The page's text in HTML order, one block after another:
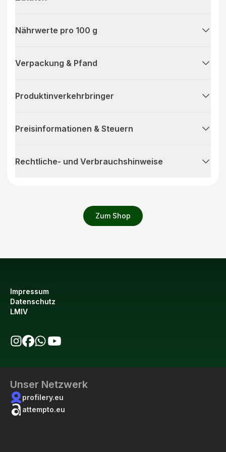
Zum Shop
Nährwerte pro 100 g
Verpackung & Pfand
Produktinverkehrbringer
Preisinformationen & Steuern
Rechtliche- und Verbrauchshinweise
Impressum
Datenschutz
LMIV
Unser Netzwerk
profilery.eu
attempto.eu